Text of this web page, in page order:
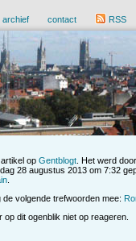
archief contact RSS
op Gentblogt . Het werd
28 augustus 2013 om 7:32
de volgende trefwoorden mee:
op dit ogenblik niet op reageren.